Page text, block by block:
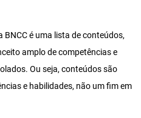
é uma lista de conteúdos,
amplo de competências e
Ou seja, conteúdos são
e habilidades, não um fim em